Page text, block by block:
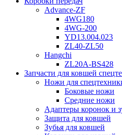
Advance-ZF
4WG180
4WG-200
YD13.004.023
ZL40-ZL50
Hangchi
ZL20A-BS428
Запчасти для ковшей
Ножи для
Боковые ножи
Средние ножи
Адаптеры коронок и
Защита для ковшей
Зубья для ковшей